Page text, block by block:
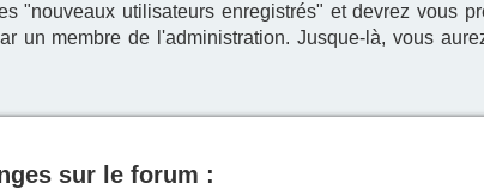
"nouveaux utilisateurs enregistrés" et devrez vous
un membre de l'administration. Jusque-là, vous
sur le forum :